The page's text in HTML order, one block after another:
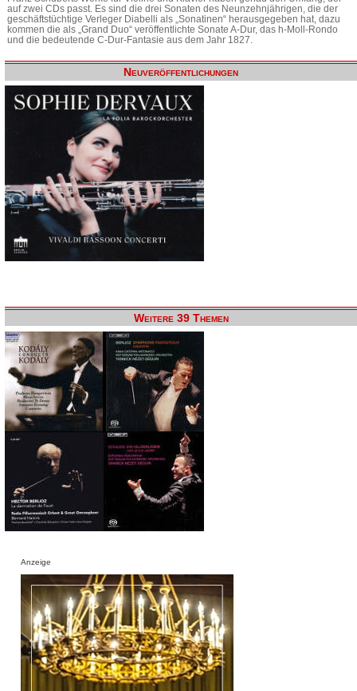
auf zwei CDs passt. Es sind die drei Sonaten des Neunzehnjährigen, die der
geschäftstüchtige Verleger Diabelli als „Sonatinen“ herausgegeben hat, dazu
kommen die als „Grand Duo“ veröffentlichte Sonate A-Dur, das h-Moll-Rondo
und die bedeutende C-Dur-Fantasie aus dem Jahr 1827.
Neuveröffentlichungen
Weitere 39 Themen
Anzeige